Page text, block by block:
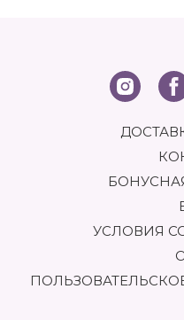
УСЛОВИЯ